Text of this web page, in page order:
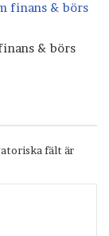
& börs
fält är